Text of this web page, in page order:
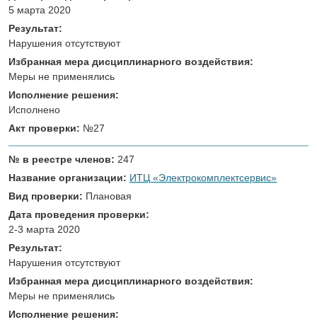
5 марта 2020
Результат:
Нарушения отсутствуют
Избранная мера дисциплинарного воздействия:
Меры не применялись
Исполнение решения:
Исполнено
Акт проверки: №27
№ в реестре членов: 247
Название организации: ИТЦ «Электрокомплектсервис»
Вид проверки: Плановая
Дата проведения проверки:
2-3 марта 2020
Результат:
Нарушения отсутствуют
Избранная мера дисциплинарного воздействия:
Меры не применялись
Исполнение решения: